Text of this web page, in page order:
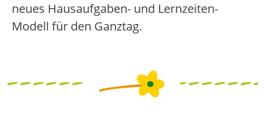
neues Hausaufgaben- und Lernzeiten-
Modell für den Ganztag.